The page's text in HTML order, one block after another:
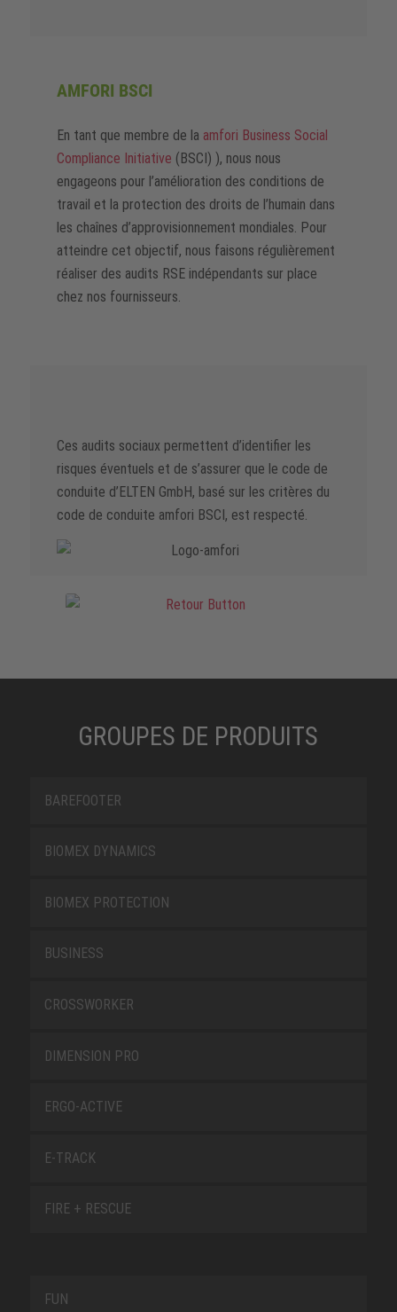
AMFORI BSCI
En tant que membre de la amfori Business Social
Compliance Initiative (BSCI) ), nous nous
engageons pour l’amélioration des conditions de
travail et la protection des droits de l’humain dans
les chaînes d’approvisionnement mondiales. Pour
atteindre cet objectif, nous faisons régulièrement
réaliser des audits RSE indépendants sur place
chez nos fournisseurs.
Ces audits sociaux permettent d’identifier les
risques éventuels et de s’assurer que le code de
conduite d’ELTEN GmbH, basé sur les critères du
code de conduite amfori BSCI, est respecté.
GROUPES DE PRODUITS
BAREFOOTER
BIOMEX DYNAMICS
BIOMEX PROTECTION
BUSINESS
CROSSWORKER
DIMENSION PRO
ERGO-ACTIVE
E-TRACK
FIRE + RESCUE
FUN